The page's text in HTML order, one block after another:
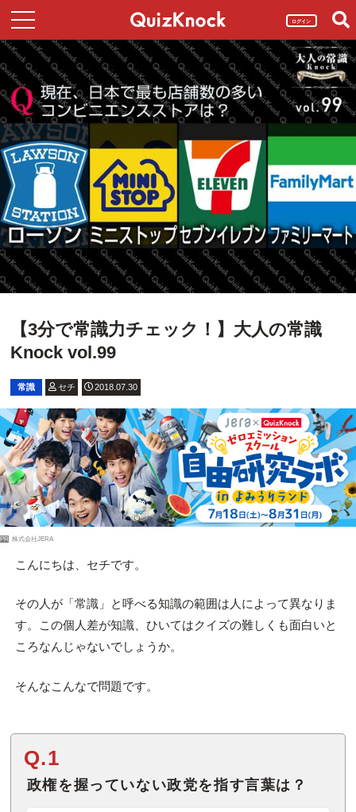
ログイン
【3分で常識力チェック！】大人の常識
Knock vol.99
常識 セチ 2018.07.30
PR 株式会社JERA
こんにちは、セチです。
その人が「常識」と呼べる知識の範囲は人によって異なりま
す。この個人差が知識、ひいてはクイズの難しくも面白いと
ころなんじゃないでしょうか。
そんなこんなで問題です。
Q.1
政権を握っていない政党を指す言葉は？